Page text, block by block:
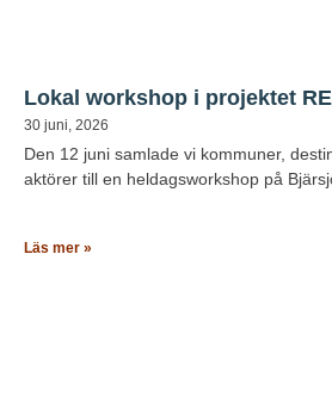
Lokal workshop i projektet
30 juni, 2026
Den 12 juni samlade vi kommuner,
aktörer till en heldagsworkshop på
Läs mer »